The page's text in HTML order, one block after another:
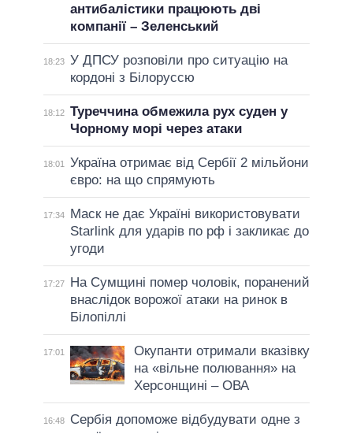
антибалістики працюють дві
компанії – Зеленський
18:23 У ДПСУ розповіли про ситуацію на
кордоні з Білоруссю
18:12 Туреччина обмежила рух суден у
Чорному морі через атаки
18:01
Україна отримає від Сербії 2 мільйони
євро: на що спрямують
17:34
Маск не дає Україні використовувати
Starlink для ударів по рф і закликає до
угоди
17:27
На Сумщині помер чоловік, поранений
внаслідок ворожої атаки на ринок в
Білопіллі
17:01
Окупанти отримали вказівку
на «вільне полювання» на
Херсонщині – ОВА
16:48
Сербія допоможе відбудувати одне з